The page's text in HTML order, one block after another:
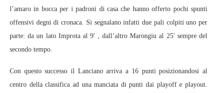
l’amaro in bocca per i padroni di casa che hanno offerto pochi spunti
offensivi degni di cronaca. Si segnalano infatti due pali colpiti uno per
parte: da un lato Improta al 9′ , dall’altro Marongiu al 25′ sempre del
secondo tempo.
Con questo successo il Lanciano arriva a 16 punti posizionandosi al
centro della classifica ad una manciata di punti dai playoff e playout.